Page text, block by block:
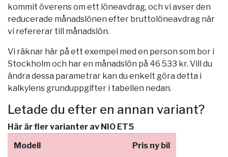
kommit överens om ett löneavdrag, och vi avser den
reducerade månadslönen efter bruttolöneavdrag när
vi refererar till månadslön.
Vi räknar här på ett exempel med en person som bor i
Stockholm och har en månadslön på 46 533 kr. Vill du
ändra dessa parametrar kan du enkelt göra detta i
kalkylens grunduppgifter i tabellen nedan.
Letade du efter en annan variant?
Här är fler varianter av NIO ET5
Modell
Pris ny bil